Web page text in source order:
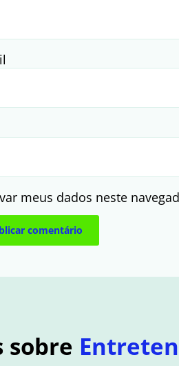
meus dados neste
sobre